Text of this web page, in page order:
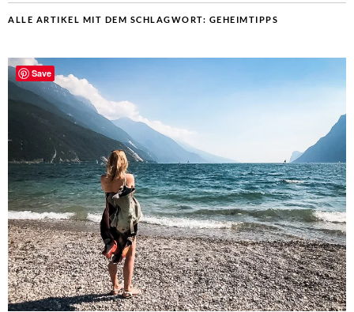
ALLE ARTIKEL MIT DEM SCHLAGWORT: GEHEIMTIPPS
Save